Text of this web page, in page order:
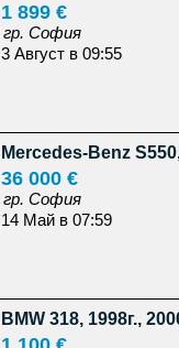
1 899 €
гр. София
3 Август в 09:55
Mercedes-Benz
36 000 €
гр. София
14 Май в 07:59
BMW 318, 1998г.,